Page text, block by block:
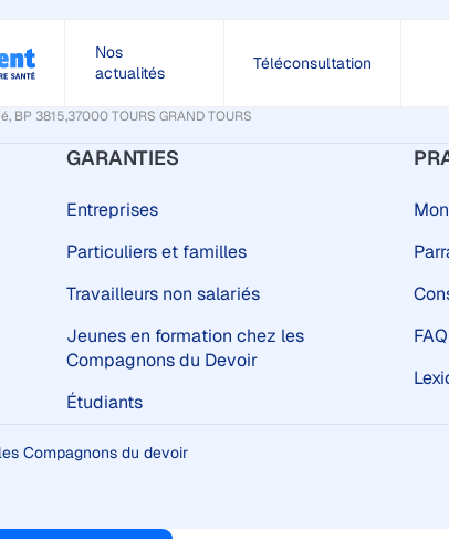
Nos
actualités
Téléconsultation
3815,37000 TOURS GRAND TOURS
GARANTIES
Entreprises
Particuliers et familles
Travailleurs non salariés
Jeunes en formation chez les
Compagnons du Devoir
Étudiants
FAQ
Compagnons du devoir